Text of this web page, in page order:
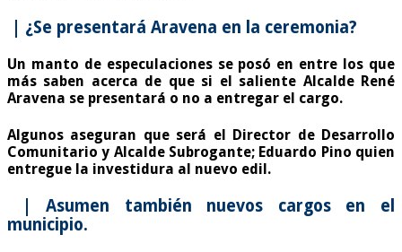
| ¿Se presentará Aravena en la ceremonia?
Un manto de especulaciones se posó en entre los que
más saben acerca de que si el saliente Alcalde René
Aravena se presentará o no a entregar el cargo.
Algunos aseguran que será el Director de Desarrollo
Comunitario y Alcalde Subrogante; Eduardo Pino quien
entregue la investidura al nuevo edil.
| Asumen también nuevos cargos en el
municipio.